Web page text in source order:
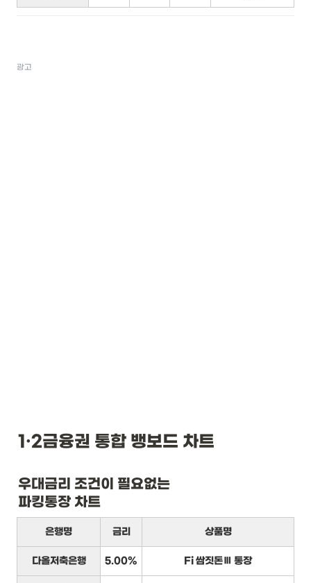
광고
1·2금융권 통합 뱅보드 차트
우대금리 조건이 필요없는
파킹통장 차트
은행명 금리 상품명
다올저축은행 5.00% Fi 쌈짓돈Ⅲ 통장